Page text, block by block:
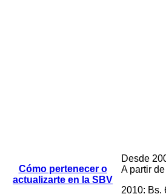
Desde
A partir
2010: Bs.
Cómo pertenecer o
actualizarte en la SBV